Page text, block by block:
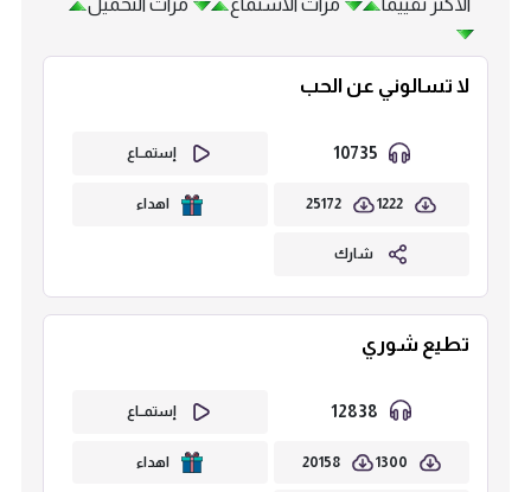
الأكثر تقييما
مرات الاستماع مرات التحميل
لا تسالوني عن الحب
10735 إستمــاع
1222
25172 اهداء
شارك
تطيع شوري
إستمــاع
1300
20158 اهداء